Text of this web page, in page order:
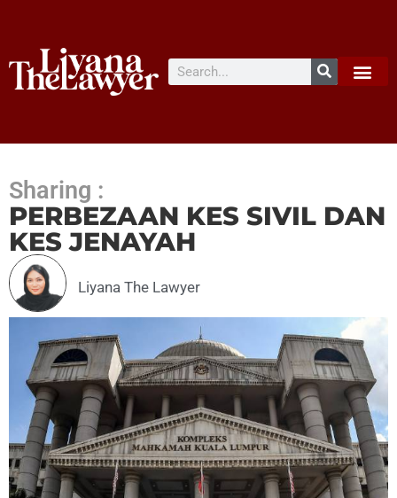
Sharing :
PERBEZAAN KES SIVIL DAN
KES JENAYAH
Liyana The Lawyer